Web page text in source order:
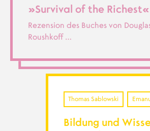
»Survival of the Richest«
Rezension des Buches von
Roushkoff …
Thomas Sablowski
Bildung und